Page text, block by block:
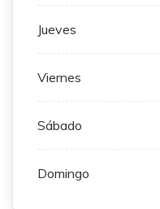
Jueves
Viernes
Sábado
Domingo